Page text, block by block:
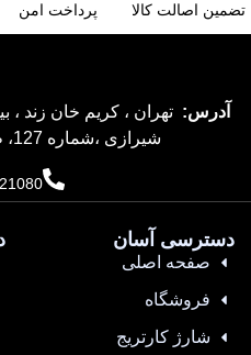
تضمین اصالت کالا پرداخت امن
آدرس: تهران ، کریم خان زند ،
شیرازی ،شماره 127، طبقه اول ، واحد ۲
دسترسی آسان
صفحه اصلی
فروشگاه
شارژ کارتریج